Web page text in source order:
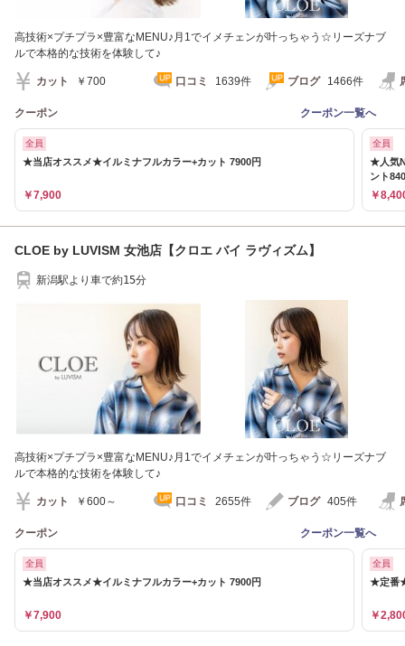
高技術×プチプラ×豊富なMENU♪月1でイメチェンが叶っちゃう☆リーズナブ
ルで本格的な技術を体験して♪
カット ￥700 口コミ 1639件 ブログ 1466件
クーポン クーポン一覧へ
全員
★当店オススメ★イルミナフルカラー+カット 7900円
￥7,900
全員
★人気
ント
￥
CLOE by LUVISM 女池店【クロエ バイ ラヴィズム】
新潟駅より車で約15分
高技術×プチプラ×豊富なMENU♪月1でイメチェンが叶っちゃう☆リーズナブ
ルで本格的な技術を体験して♪
カット ￥600～ 口コミ 2655件 ブログ 405件
クーポン クーポン一覧へ
全員
★当店オススメ★イルミナフルカラー+カット 7900円
￥7,900
全員
★定番★
￥